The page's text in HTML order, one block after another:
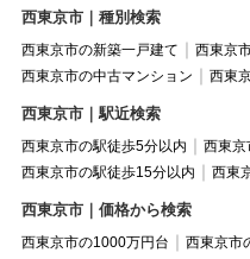
西東京市｜種別検索
西東京市の新築一戸建て
西東京
西東京市の中古マンション
西東
西東京市｜駅近検索
西東京市の駅徒歩5分以内
西東京
西東京市の駅徒歩15分以内
西東
西東京市｜価格から検索
西東京市の1000万円台
西東京市